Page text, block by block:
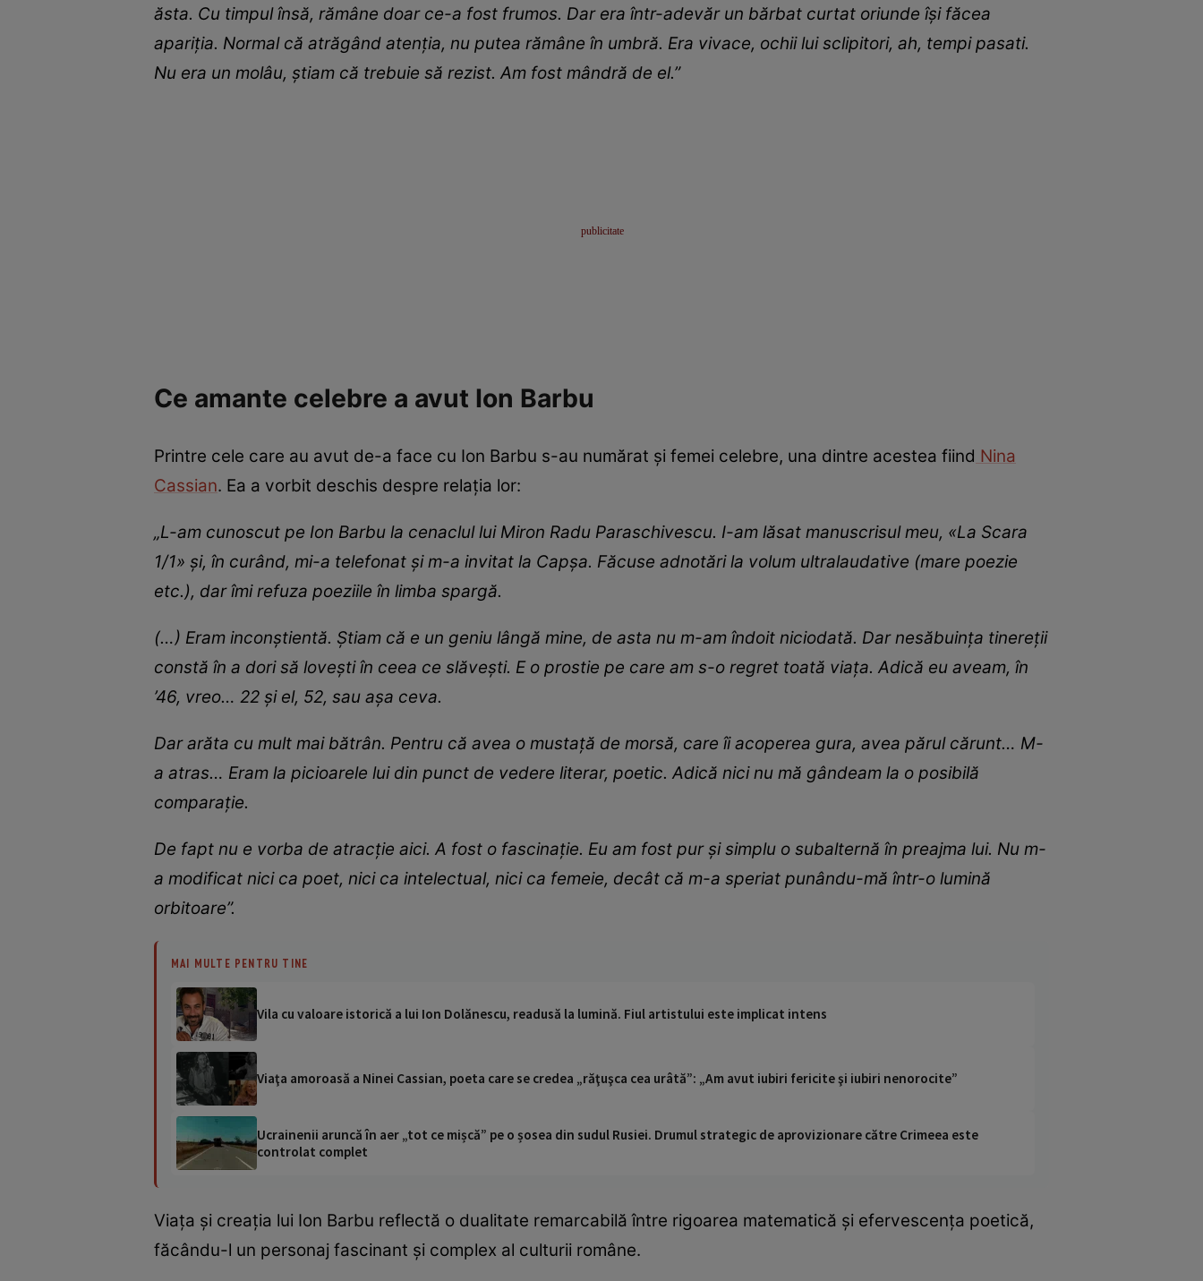
ăsta. Cu timpul însă, rămâne doar ce-a fost frumos. Dar era într-adevăr un bărbat curtat oriunde îşi făcea
apariţia. Normal că atrăgând atenţia, nu putea rămâne în umbră. Era vivace, ochii lui sclipitori, ah, tempi pasati.
Nu era un molâu, ştiam că trebuie să rezist. Am fost mândră de el.”
Ce amante celebre a avut Ion Barbu
Printre cele care au avut de-a face cu Ion Barbu s-au numărat și femei celebre, una dintre acestea fiind Nina
Cassian. Ea a vorbit deschis despre relația lor:
„L-am cunoscut pe Ion Barbu la cenaclul lui Miron Radu Paraschivescu. I-am lăsat manuscrisul meu, «La Scara
1/1» şi, în curând, mi-a telefonat şi m-a invitat la Capşa. Făcuse adnotări la volum ultralaudative (mare poezie
etc.), dar îmi refuza poeziile în limba spargă.
(…) Eram inconştientă. Ştiam că e un geniu lângă mine, de asta nu m-am îndoit niciodată. Dar nesăbuinţa tinereţii
constă în a dori să loveşti în ceea ce slăveşti. E o prostie pe care am s-o regret toată viaţa. Adică eu aveam, în
’46, vreo… 22 şi el, 52, sau aşa ceva.
Dar arăta cu mult mai bătrân. Pentru că avea o mustaţă de morsă, care îi acoperea gura, avea părul cărunt… M-
a atras… Eram la picioarele lui din punct de vedere literar, poetic. Adică nici nu mă gândeam la o posibilă
comparaţie.
De fapt nu e vorba de atracţie aici. A fost o fascinaţie. Eu am fost pur şi simplu o subalternă în preajma lui. Nu m-
a modificat nici ca poet, nici ca intelectual, nici ca femeie, decât că m-a speriat punându-mă într-o lumină
orbitoare”.
MAI MULTE PENTRU TINE
Vila cu valoare istorică a lui Ion Dolănescu, readusă la lumină. Fiul artistului este implicat intens
Viaţa amoroasă a Ninei Cassian, poeta care se credea „răţuşca cea urâtă”: „Am avut iubiri fericite şi iubiri nenorocite”
Ucrainenii aruncă în aer „tot ce mișcă” pe o șosea din sudul Rusiei. Drumul strategic de aprovizionare către Crimeea este
controlat complet
Viața și creația lui Ion Barbu reflectă o dualitate remarcabilă între rigoarea matematică și efervescența poetică,
făcându-l un personaj fascinant și complex al culturii române.